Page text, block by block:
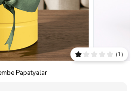
Papatyalar
(1)